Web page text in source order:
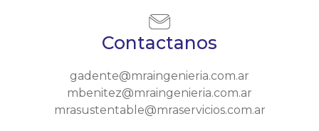
Contactanos
gadente@mraingenieria.com.ar
mbenitez@mraingenieria.com.ar
mrasustentable@mraservicios.com.ar